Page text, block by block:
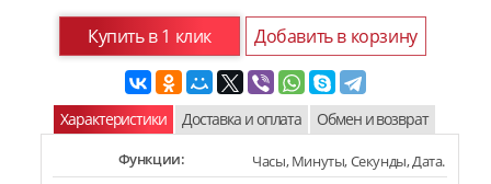
Купить в 1 клик Добавить в корзину
Характеристики Доставка и оплата Обмен и возврат
Функции:
Часы, Минуты, Секунды, Дата.